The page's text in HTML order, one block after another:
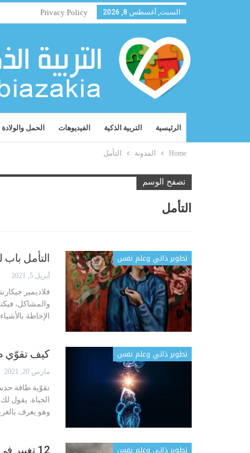
السبت, أغسطس 8, 2026 Privacy Policy
الرئيسية التربية الذكية الفيديوهات الحمل والولادة
Home المدونة التأمل
تصفح الوسم
التأمل
تطوير ذاتي وعلم نفس التأمل
أبريل 5, 2021
فلاديمير
والمشاكل،
الإحاطة
تطوير ذاتي وعلم نفس كيف تقوّي
مارس 20, 2021
تقوّية طاقة
الحياة. يقول
وهو يعرف
تطوير ذاتي وعلم نفس 12 تغيير في حياتك عليك أن تبدأها الآن